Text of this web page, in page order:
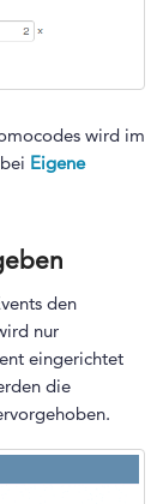
wird im
Eigene
den
nur
eingerichtet
die